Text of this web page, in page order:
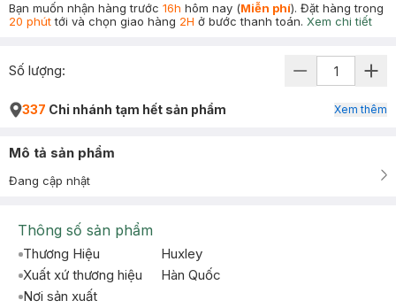
Bạn muốn nhận hàng trước 16h hôm nay (Miễn phí). Đặt hàng trong
20 phúttới và chọn giao hàng 2H ở bước thanh toán. Xem chi tiết
Số lượng:
337 Chi nhánh tạm hết sản phẩm Xem thêm
Mô tả sản phẩm
Đang cập nhật
Thông số sản phẩm
Thương Hiệu
Huxley
Xuất xứ thương hiệu
Hàn Quốc
Nơi sản xuất